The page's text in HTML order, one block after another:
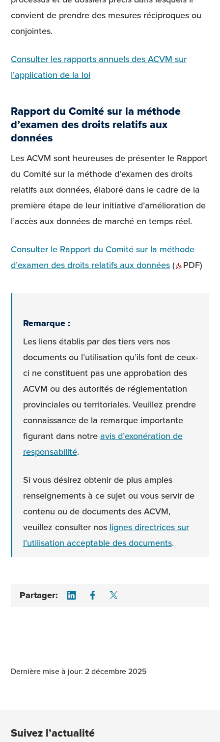
convient de prendre des mesures réciproques ou
conjointes.
Consulter les rapports annuels des ACVM sur
l’application de la loi
Rapport du Comité sur la méthode
d’examen des droits relatifs aux
données
Les ACVM sont heureuses de présenter le Rapport
du Comité sur la méthode d’examen des droits
relatifs aux données, élaboré dans le cadre de la
première étape de leur initiative d’amélioration de
l’accès aux données de marché en temps réel.
Consulter le Rapport du Comité sur la méthode
d’examen des droits relatifs aux données( PDF)
Remarque :
Les liens établis par des tiers vers nos
documents ou l’utilisation qu’ils font de ceux-
ci ne constituent pas une approbation des
ACVM ou des autorités de réglementation
provinciales ou territoriales. Veuillez prendre
connaissance de la remarque importante
figurant dans notreavis d’exonération de
responsabilité.
Si vous désirez obtenir de plus amples
renseignements à ce sujet ou vous servir de
contenu ou de documents des ACVM,
veuillez consulter nos lignes directrices sur
l’utilisation acceptable des documents.
Partager: Share on LinkedIn
Share on Facebook
Dernière mise à jour: 2 décembre 2025
Suivez l’actualité